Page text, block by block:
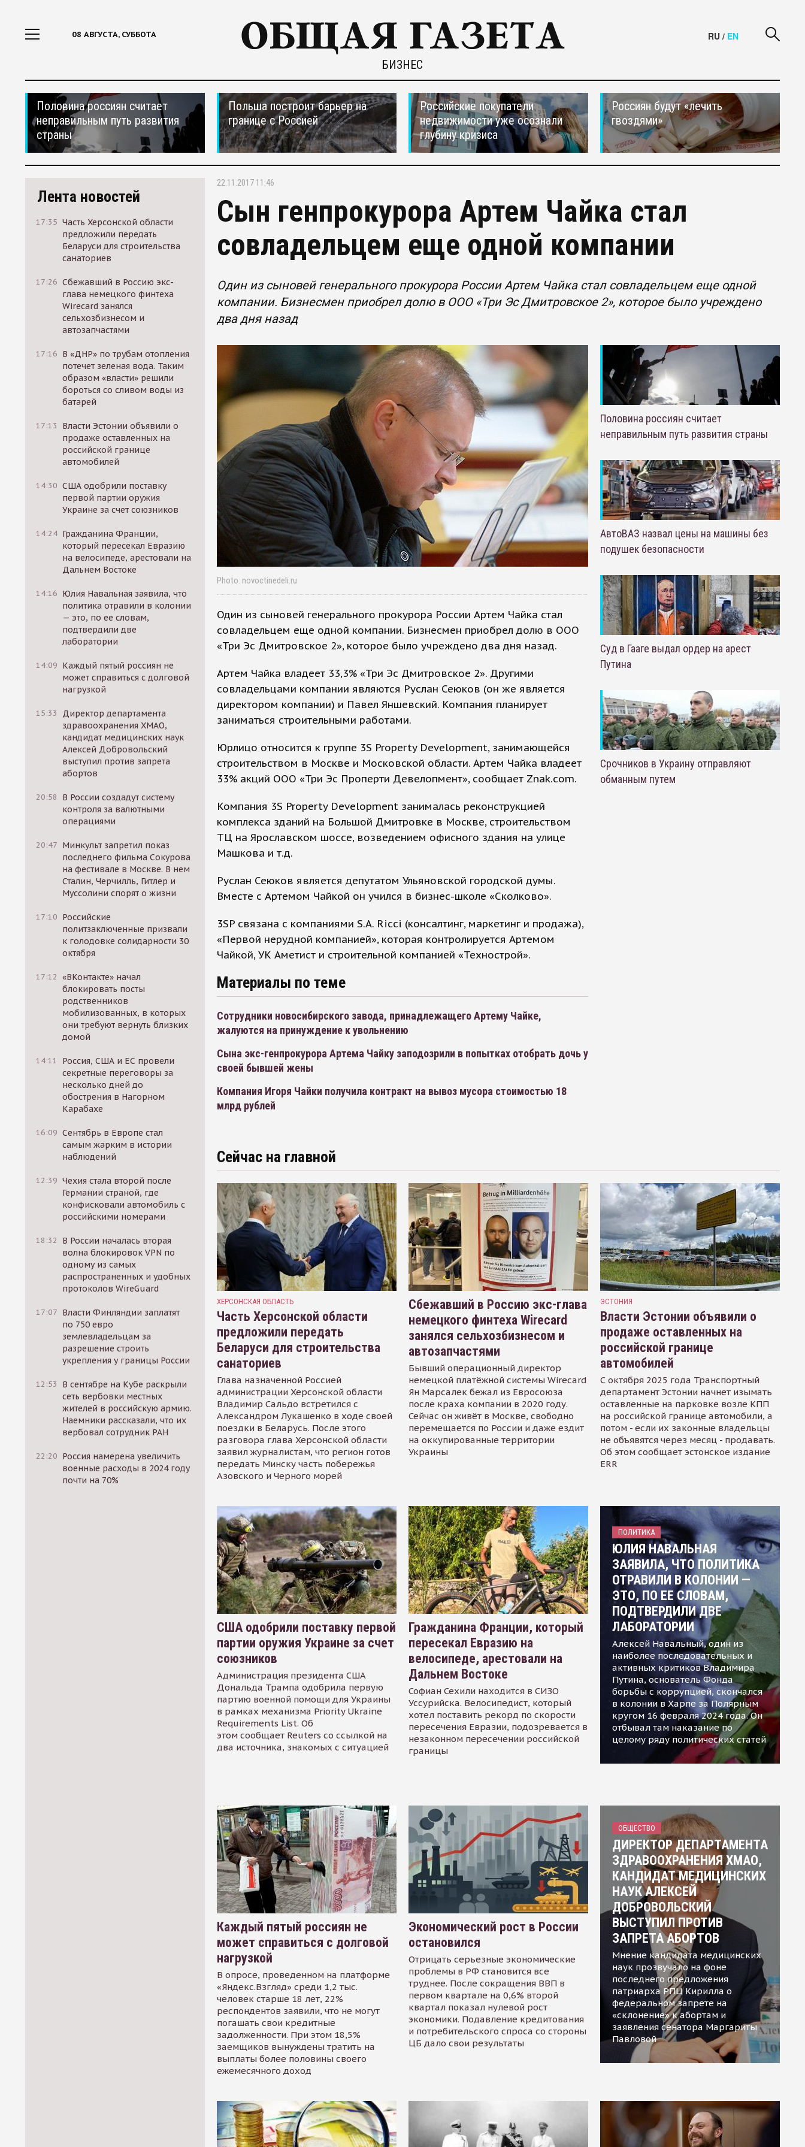
08 АВГУСТА, СУББОТА
БИЗНЕС
RU / EN
Половина россиян считает
неправильным путь развития
страны
Польша построит барьер на
границе с Россией
Российские покупатели
недвижимости уже осознали
глубину кризиса
Россиян будут «лечить
гвоздями»
Лента новостей
17:35 Часть Херсонской области
предложили передать
Беларуси для строительства
санаториев
17:26 Сбежавший в Россию экс-
глава немецкого финтеха
Wirecard занялся
сельхозбизнесом и
автозапчастями
17:16 В «ДНР» по трубам отопления
потечет зеленая вода. Таким
образом «власти» решили
бороться со сливом воды из
батарей
17:13
Власти Эстонии объявили о
продаже оставленных на
российской границе
автомобилей
14:30 США одобрили поставку
первой партии оружия
Украине за счет союзников
14:24 Гражданина Франции,
который пересекал Евразию
на велосипеде, арестовали на
Дальнем Востоке
14:16 Юлия Навальная заявила, что
политика отравили в колонии
— это, по ее словам,
подтвердили две
лаборатории
14:09 Каждый пятый россиян не
может справиться с долговой
нагрузкой
15:33
Директор департамента
здравоохранения ХМАО,
кандидат медицинских наук
Алексей Добровольский
выступил против запрета
абортов
20:58
В России создадут систему
контроля за валютными
операциями
20:47 Минкульт запретил показ
последнего фильма Сокурова
на фестивале в Москве. В нем
Сталин, Черчилль, Гитлер и
Муссолини спорят о жизни
17:10 Российские
политзаключенные призвали
к голодовке солидарности 30
октября
17:12 «ВКонтакте» начал
блокировать посты
родственников
мобилизованных, в которых
они требуют вернуть близких
домой
14:11
Россия, США и ЕС провели
секретные переговоры за
несколько дней до
обострения в Нагорном
Карабахе
16:09 Сентябрь в Европе стал
самым жарким в истории
наблюдений
12:39 Чехия стала второй после
Германии страной, где
конфисковали автомобиль с
российскими номерами
18:32
В России началась вторая
волна блокировок VPN по
одному из самых
распространенных и удобных
протоколов WireGuard
17:07 Власти Финляндии заплатят
по 750 евро
землевладельцам за
разрешение строить
укрепления у границы России
12:53
В сентябре на Кубе раскрыли
сеть вербовки местных
жителей в российскую армию.
Наемники рассказали, что их
вербовал сотрудник РАН
22:20 Россия намерена увеличить
военные расходы в 2024 году
почти на 70%
22.11.2017 11:46
Сын генпрокурора Артем Чайка стал
совладельцем еще одной компании
Один из сыновей генерального прокурора России Артем Чайка стал совладельцем еще одной
компании. Бизнесмен приобрел долю в ООО «Три Эс Дмитровское 2», которое было учреждено
два дня назад
Photo: novoctinedeli.ru
Один из сыновей генерального прокурора России Артем Чайка стал
совладельцем еще одной компании. Бизнесмен приобрел долю в ООО
«Три Эс Дмитровское 2», которое было учреждено два дня назад.
Артем Чайка владеет 33,3% «Три Эс Дмитровское 2». Другими
совладельцами компании являются Руслан Сеюков (он же является
директором компании) и Павел Яншевский. Компания планирует
заниматься строительными работами.
Юрлицо относится к группе 3S Property Development, занимающейся
строительством в Москве и Московской области. Артем Чайка владеет
33% акций ООО «Три Эс Проперти Девелопмент», сообщает Znak.com.
Компания 3S Property Development занималась реконструкцией
комплекса зданий на Большой Дмитровке в Москве, строительством
ТЦ на Ярославском шоссе, возведением офисного здания на улице
Машкова и т.д.
Руслан Сеюков является депутатом Ульяновской городской думы.
Вместе с Артемом Чайкой он учился в бизнес-школе «Сколково».
3SP связана с компаниями S.A. Ricci (консалтинг, маркетинг и продажа),
«Первой нерудной компанией», которая контролируется Артемом
Чайкой, УК Аметист и строительной компанией «Технострой».
Материалы по теме
Сотрудники новосибирского завода, принадлежащего Артему Чайке,
жалуются на принуждение к увольнению
Сына экс-генпрокурора Артема Чайку заподозрили в попытках отобрать дочь у
своей бывшей жены
Компания Игоря Чайки получила контракт на вывоз мусора стоимостью 18
млрд рублей
Половина россиян считает
неправильным путь развития страны
АвтоВАЗ назвал цены на машины без
подушек безопасности
Суд в Гааге выдал ордер на арест
Путина
Срочников в Украину отправляют
обманным путем
Сейчас на главной
ХЕРСОНСКАЯ ОБЛАСТЬ
Часть Херсонской области
предложили передать
Беларуси для строительства
санаториев
Глава назначенной Россией
администрации Херсонской области
Владимир Сальдо встретился с
Александром Лукашенко в ходе своей
поездки в Беларусь. После этого
разговора глава Херсонской области
заявил журналистам, что регион готов
передать Минску часть побережья
Азовского и Черного морей
Сбежавший в Россию экс-глава
немецкого финтеха Wirecard
занялся сельхозбизнесом и
автозапчастями
Бывший операционный директор
немецкой платёжной системы Wirecard
Ян Марсалек бежал из Евросоюза
после краха компании в 2020 году.
Сейчас он живёт в Москве, свободно
перемещается по России и даже ездит
на оккупированные территории
Украины
ЭСТОНИЯ
Власти Эстонии объявили о
продаже оставленных на
российской границе
автомобилей
С октября 2025 года Транспортный
департамент Эстонии начнет изымать
оставленные на парковке возле КПП
на российской границе автомобили, а
потом - если их законные владельцы
не объявятся через месяц - продавать.
Об этом сообщает эстонское издание
ERR
США одобрили поставку первой
партии оружия Украине за счет
союзников
Администрация президента США
Дональда Трампа одобрила первую
партию военной помощи для Украины
в рамках механизма Priority Ukraine
Requirements List. Об
этом сообщает Reuters со ссылкой на
два источника, знакомых с ситуацией
Гражданина Франции, который
пересекал Евразию на
велосипеде, арестовали на
Дальнем Востоке
Софиан Сехили находится в СИЗО
Уссурийска. Велосипедист, который
хотел поставить рекорд по скорости
пересечения Евразии, подозревается в
незаконном пересечении российской
границы
ПОЛИТИКА
ЮЛИЯ НАВАЛЬНАЯ
ЗАЯВИЛА, ЧТО ПОЛИТИКА
ОТРАВИЛИ В КОЛОНИИ —
ЭТО, ПО ЕЕ СЛОВАМ,
ПОДТВЕРДИЛИ ДВЕ
ЛАБОРАТОРИИ
Алексей Навальный, один из
наиболее последовательных и
активных критиков Владимира
Путина, основатель Фонда
борьбы с коррупцией, скончался
в колонии в Харпе за Полярным
кругом 16 февраля 2024 года. Он
отбывал там наказание по
целому ряду политических статей
Каждый пятый россиян не
может справиться с долговой
нагрузкой
В опросе, проведенном на платформе
«Яндекс.Взгляд» среди 1,2 тыс.
человек старше 18 лет, 22%
респондентов заявили, что не могут
погашать свои кредитные
задолженности. При этом 18,5%
заемщиков вынуждены тратить на
выплаты более половины своего
ежемесячного доход
Экономический рост в России
остановился
Отрицать серьезные экономические
проблемы в РФ становится все
труднее. После сокращения ВВП в
первом квартале на 0,6% второй
квартал показал нулевой рост
экономики. Подавление кредитования
и потребительского спроса со стороны
ЦБ дало свои результаты
ОБЩЕСТВО
ДИРЕКТОР ДЕПАРТАМЕНТА
ЗДРАВООХРАНЕНИЯ ХМАО,
КАНДИДАТ МЕДИЦИНСКИХ
НАУК АЛЕКСЕЙ
ДОБРОВОЛЬСКИЙ
ВЫСТУПИЛ ПРОТИВ
ЗАПРЕТА АБОРТОВ
Мнение кандидата медицинских
наук прозвучало на фоне
последнего предложения
патриарха РПЦ Кирилла о
федеральном запрете на
«склонение» к абортам и
заявления сенатора Маргариты
Павловой